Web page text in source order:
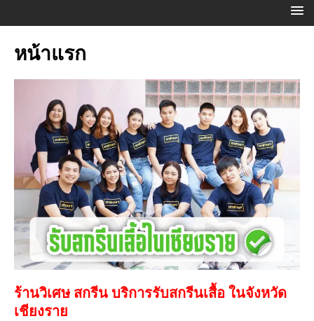
หน้าแรก
ร้านวิเศษ สกรีน บริการรับสกรีนเสื้อ ในจังหวัด
เชียงราย